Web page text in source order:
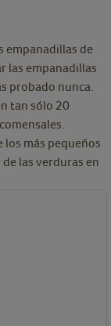
empanadillas de
las empanadillas
probado nunca.
tan sólo 20
los más pequeños
las verduras en